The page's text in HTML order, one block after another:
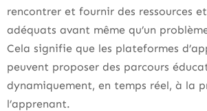
rencontrer et fournir des ressources
adéquats avant même qu’un
Cela signifie que les plateformes
peuvent proposer des parcours
dynamiquement, en temps réel, à la
l’apprenant.